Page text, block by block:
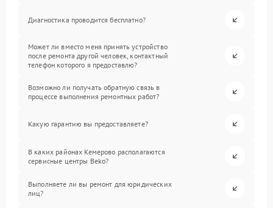
Диагностика проводится бесплатно?
Может ли вместо меня принять устройство
после ремонта другой человек, контактный
телефон которого я предоставлю?
Возможно ли получать обратную связь в
процессе выполнения ремонтных работ?
Какую гарантию вы предоставляете?
В каких районах Кемерово располагаются
сервисные центры Beko?
Выполняете ли вы ремонт для юридических
лиц?